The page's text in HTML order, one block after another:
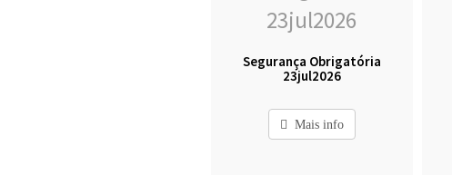
Segurança Obrigatória
23jul2026
Mais info